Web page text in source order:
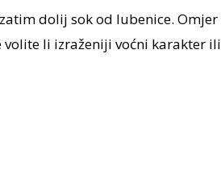
dolij sok od lubenice. Omjer
li izraženiji voćni karakter ili